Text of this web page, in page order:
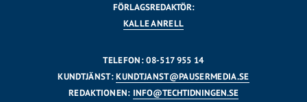
FÖRLAGSREDAKTÖR:
KALLE ANRELL
TELEFON: 08-517 955 14
KUNDTJÄNST:KUNDTJANST@PAUSERMEDIA.SE
REDAKTIONEN: INFO@TECHTIDNINGEN.SE